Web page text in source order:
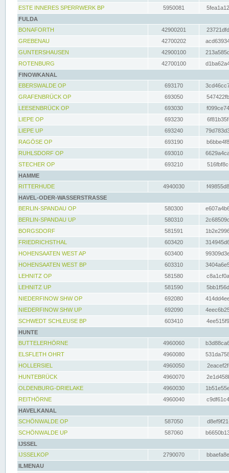
ESTE INNERES SPERRWERK BP
5950081
FULDA
BONAFORTH
42900201
GREBENAU
42700202
GUNTERSHAUSEN
42900100
ROTENBURG
42700100
FINOWKANAL
EBERSWALDE OP
693170
GRAFENBRÜCK OP
693050
LEESENBRÜCK OP
693030
LIEPE OP
693230
LIEPE UP
693240
RAGÖSE OP
693190
RUHLSDORF OP
693010
STECHER OP
693210
HAMME
RITTERHUDE
4940030
HAVEL-ODER-WASSERSTRASSE
BERLIN-SPANDAU OP
580300
BERLIN-SPANDAU UP
580310
BORGSDORF
581591
FRIEDRICHSTHAL
603420
HOHENSAATEN WEST AP
603400
HOHENSAATEN WEST BP
603310
LEHNITZ OP
581580
LEHNITZ UP
581590
NIEDERFINOW SHW OP
692080
NIEDERFINOW SHW UP
692090
SCHWEDT SCHLEUSE BP
603410
HUNTE
BUTTELERHÖRNE
4960060
ELSFLETH OHRT
4960080
HOLLERSIEL
4960050
HUNTEBRÜCK
4960070
OLDENBURG-DRIELAKE
4960030
REITHÖRNE
4960040
HAVELKANAL
SCHÖNWALDE OP
587050
SCHÖNWALDE UP
587060
IJSSEL
IJSSELKOP
2790070
ILMENAU